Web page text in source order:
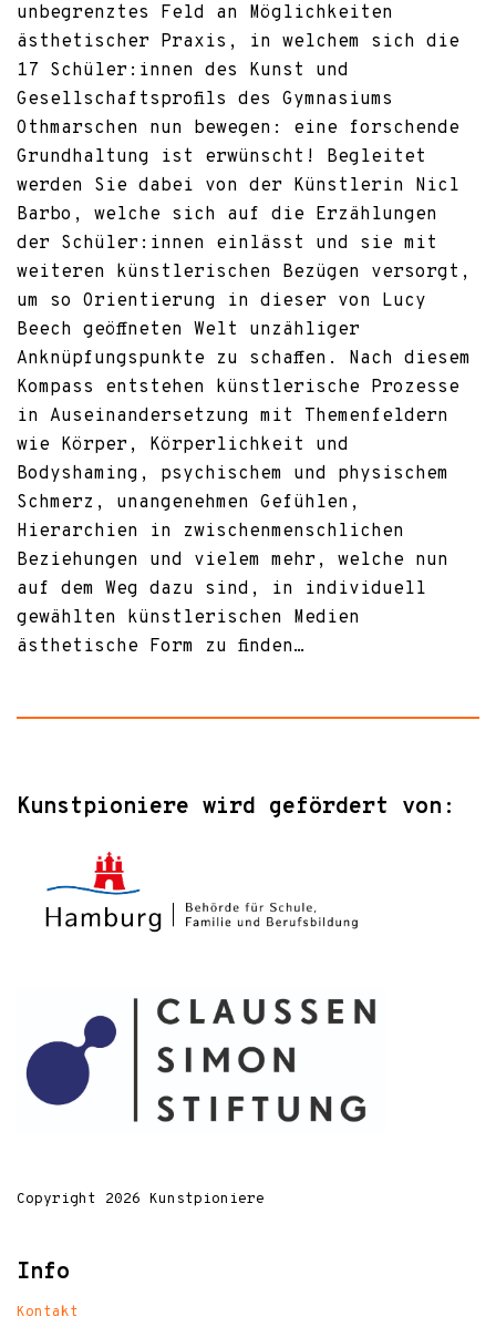
unbegrenztes Feld an Möglichkeiten
ästhetischer Praxis, in welchem sich die
17 Schüler:innen des Kunst und
Gesellschaftsprofils des Gymnasiums
Othmarschen nun bewegen: eine forschende
Grundhaltung ist erwünscht! Begleitet
werden Sie dabei von der Künstlerin Nicl
Barbo, welche sich auf die Erzählungen
der Schüler:innen einlässt und sie mit
weiteren künstlerischen Bezügen versorgt,
um so Orientierung in dieser von Lucy
Beech geöffneten Welt unzähliger
Anknüpfungspunkte zu schaffen. Nach diesem
Kompass entstehen künstlerische Prozesse
in Auseinandersetzung mit Themenfeldern
wie Körper, Körperlichkeit und
Bodyshaming, psychischem und physischem
Schmerz, unangenehmen Gefühlen,
Hierarchien in zwischenmenschlichen
Beziehungen und vielem mehr, welche nun
auf dem Weg dazu sind, in individuell
gewählten künstlerischen Medien
ästhetische Form zu finden…
Kunstpioniere wird gefördert von:
Copyright 2026 Kunstpioniere
Info
Kontakt